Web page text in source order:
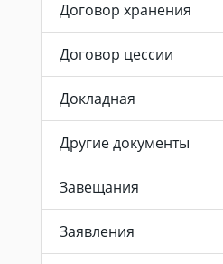
Договор хранения
Договор цессии
Докладная
Другие документы
Завещания
Заявления